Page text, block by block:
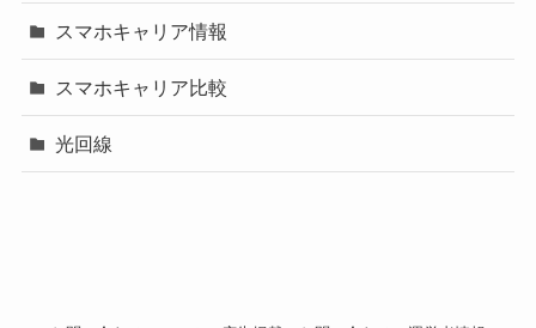
スマホキャリア情報
スマホキャリア比較
光回線